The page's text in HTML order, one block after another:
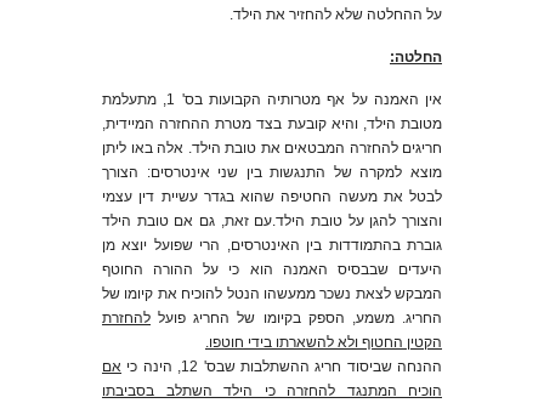
על ההחלטה שלא להחזיר את הילד.
החלטה:
אין האמנה על אף מטרותיה הקבועות בס' 1, מתעלמת
מטובת הילד, והיא קובעת בצד מטרת ההחזרה המיידית,
חריגים להחזרה המבטאים את טובת הילד. אלה באו ליתן
מוצא למקרה של התנגשות בין שני אינטרסים: הצורך
לבטל את מעשה החטיפה שהוא בגדר עשיית דין עצמי
והצורך להגן על טובת הילד.עם זאת, גם אם טובת הילד
גוברת בהתמודדות בין האינטרסים, הרי שפועל יוצא מן
היעדים שבבסיס האמנה הוא כי על ההורה החוטף
המבקש לצאת נשכר ממעשהו הנטל להוכיח את קיומו של
החריג. משמע, הספק בקיומו של החריג פועל להחזרת
הקטין החטוף ולא להשארתו בידי חוטפו.
ההנחה שביסוד חריג ההשתלבות שבס' 12, הינה כי
אם
הוכיח המתנגד להחזרה כי הילד השתלב בסביבתו